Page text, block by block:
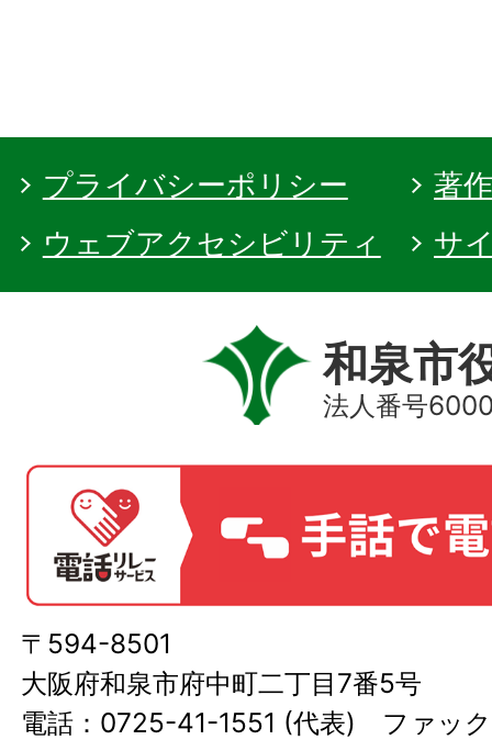
プライバシーポリシー
著
ウェブアクセシビリティ
サ
和泉市
法人番号
〒594-8501
大阪府和泉市府中町二丁目7番5号
電話：0725-41-1551 (代表) ファッ